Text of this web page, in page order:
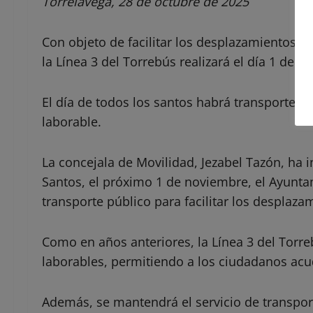
Con objeto de facilitar los desplazamientos
la Línea 3 del Torrebús realizará el día 1 de
El día de todos los santos habrá transporte a
laborable.
La concejala de Movilidad, Jezabel Tazón,
Santos, el próximo 1 de noviembre, el
transporte público para facilitar los
Como en años anteriores, la Línea 3 del
laborables, permitiendo a los ciudadanos
Además, se mantendrá el servicio de